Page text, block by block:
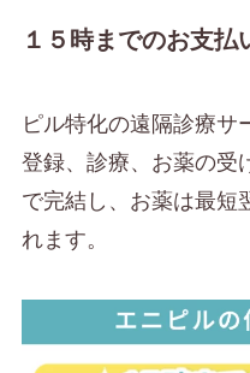
１５時までのお支払
ピル特化の遠隔診療サ
登録、診療、お薬の受
で完結し、お薬は最短
れます。